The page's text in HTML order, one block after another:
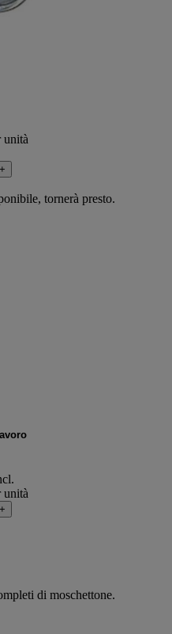
unità
+
tornerà presto.
unità
+
di moschettone.